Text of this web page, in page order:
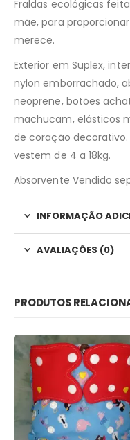
Fraldas ecológicas
mãe, para
merece.
Exterior em Suplex,
nylon emborrachado,
neoprene, botões
machucam, elásticos
de coração
vestem de 4 a 18kg.
Absorvente Vendido
INFORMAÇÃO
AVALIAÇÕES (0)
PRODUTOS